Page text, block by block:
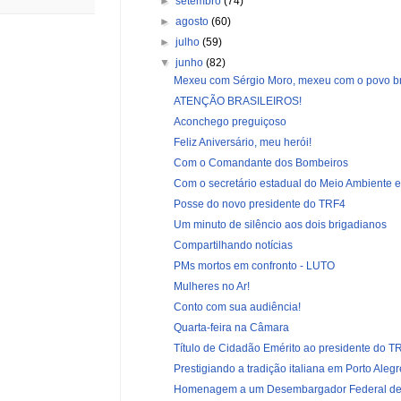
►agosto(60)
►julho(59)
▼junho(82)
Mexeu com Sérgio Moro, mexeu com o povo
ATENÇÃO BRASILEIROS!
Aconchego preguiçoso
Feliz Aniversário, meu herói!
Com o Comandante dos Bombeiros
Com o secretário estadual do Meio Ambiente
Posse do novo presidente do TRF4
Um minuto de silêncio aos dois brigadianos
Compartilhando notícias
PMs mortos em confronto - LUTO
Mulheres no Ar!
Conto com sua audiência!
Quarta-feira na Câmara
Título de Cidadão Emérito ao presidente do
Prestigiando a tradição italiana em Porto
Homenagem a um Desembargador Federal